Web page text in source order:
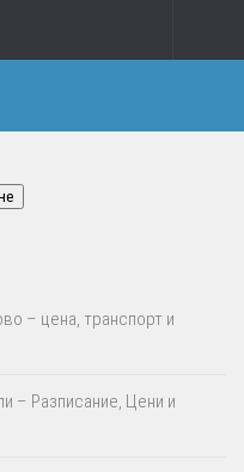
– цена, транспорт и
– Разписание, Цени и